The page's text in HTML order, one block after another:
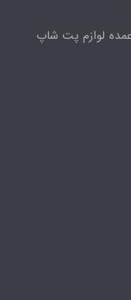
لوازم پت شاپ